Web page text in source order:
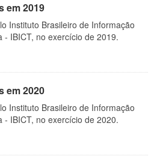
em 2019
Instituto Brasileiro de Informação
- IBICT, no exercício de 2019.
em 2020
Instituto Brasileiro de Informação
- IBICT, no exercício de 2020.